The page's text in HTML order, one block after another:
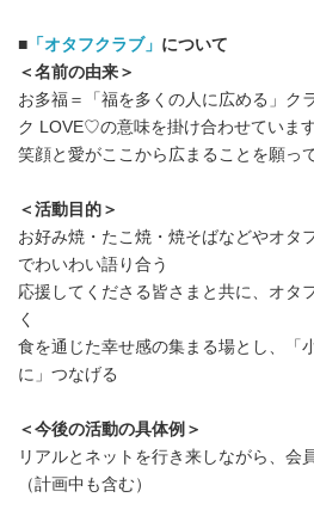
■ 「オタフクラブ」 について
＜名前の由来＞
お多福＝「福を多くの人に広める」ク
ク LOVE♡の意味を掛け合わせていま
笑顔と愛がここから広まることを願っ
＜ 活動目的＞
お好み焼・たこ焼・焼そばなどやオタ
でわいわい語り合う
応援してくださる皆さまと共に、オタ
く
食を通じた幸せ感の集まる場とし、「
に」つなげる
＜今後の活動の具体例＞
リアルとネットを行き来しながら、会
（計画中も含む）